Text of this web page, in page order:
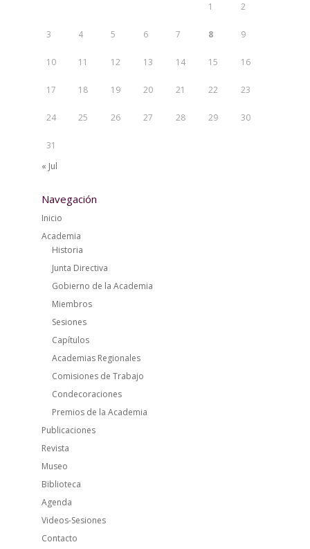
1 2
3 4 5 6 7 8 9
10 11 12 13 14 15 16
17 18 19 20 21 22 23
24 25 26 27 28 29 30
31
« Jul
Navegación
Inicio
Academia
Historia
Junta Directiva
Gobierno de la Academia
Miembros
Sesiones
Capítulos
Academias Regionales
Comisiones de Trabajo
Condecoraciones
Premios de la Academia
Publicaciones
Revista
Museo
Biblioteca
Agenda
Videos-Sesiones
Contacto